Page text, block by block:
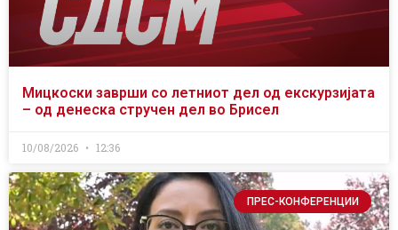
Мицкоски заврши со летниот дел од екскурзијата
– од денеска стручен дел во Брисел
10/08/2026 12:36
ПРЕС-КОНФЕРЕНЦИИ